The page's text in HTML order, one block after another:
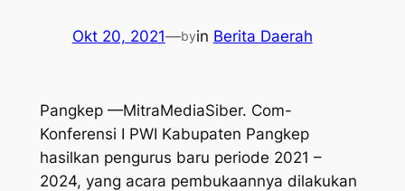
Okt 20, 2021—byin Berita Daerah
Pangkep —MitraMediaSiber. Com-
Konferensi I PWI Kabupaten Pangkep
hasilkan pengurus baru periode 2021 –
2024, yang acara pembukaannya dilakukan